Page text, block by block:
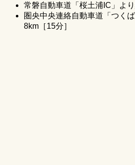
常磐自動車道「桜土浦IC」より
圏央中央連絡自動車道「つく
8km［15分］